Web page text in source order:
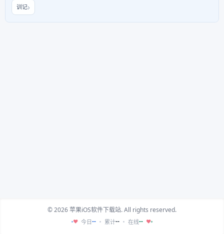
训记
© 2026 苹果iOS软件下载站. All rights reserved.
♥ 今日-- 累计-- 在线-- ♥